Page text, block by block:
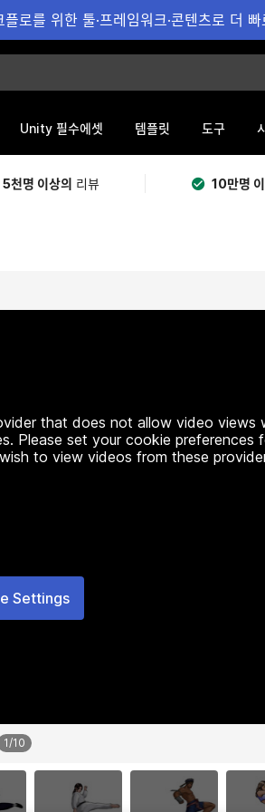
플로를 위한 툴·프레임워크·콘텐츠로 더
Unity 필수에셋 템플릿 도구
천명 이상의 리뷰 10만명
that does not allow video views
Please set your cookie preferences
to view videos from these
Settings
1/10